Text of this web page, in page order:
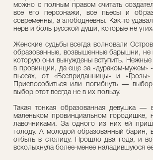
можно с полным правом считать
все его персонажи, все пьесы и
современны, а злободневны. Как-то
нерв и боль русской души, которые не
Женские судьбы всегда волновали
образованные, возвышенные барышни, не
которую они вынуждены вступить.
в провинции, да еще за «дураком-мужем»
пьесах, от «Бесприданницы» и
Приспособиться или погибнуть —
выбор этот всегда не в их пользу.
Такая тонкая образованная девушка
маленьком провинциальном городишке,
лавочниками. За одного из них ей
голоду. А молодой образованный барин,
отбыть в столицу. Прошло два года, и
всколыхнула более-менее наладившуюся